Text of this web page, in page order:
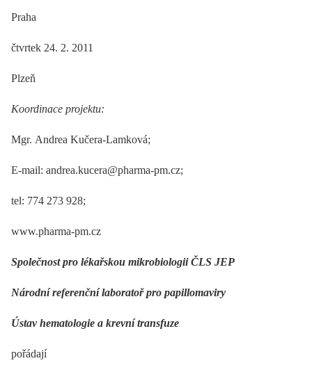
Praha
čtvrtek 24. 2. 2011
Plzeň
Koordinace projektu:
Mgr. Andrea Kučera-Lamková;
E-mail: andrea.kucera@pharma-pm.cz;
tel: 774 273 928;
www.pharma-pm.cz
Společnost pro lékařskou mikrobiologii ČLS JEP
Národní referenční laboratoř pro papillomaviry
Ústav hematologie a krevní transfuze
pořádají